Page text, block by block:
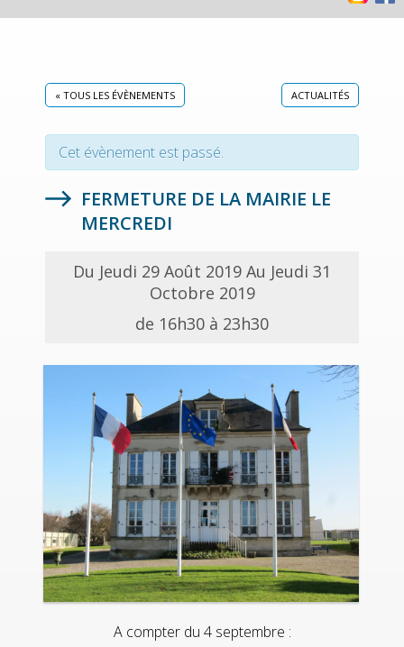
« TOUS LES ÉVÈNEMENTS ACTUALITÉS
Cet évènement est passé.
FERMETURE DE LA MAIRIE LE
MERCREDI
Du Jeudi 29 Août 2019 Au Jeudi 31
Octobre 2019
de 16h30 à 23h30
A compter du 4 septembre :